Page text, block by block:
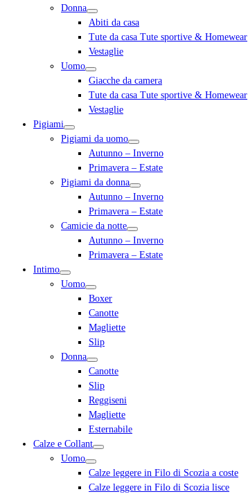
Donna
Abiti da casa
Tute da casa Tute sportive & Homewear
Vestaglie
Uomo
Giacche da camera
Tute da casa Tute sportive & Homewear
Vestaglie
Pigiami
Pigiami da uomo
Autunno – Inverno
Primavera – Estate
Pigiami da donna
Autunno – Inverno
Primavera – Estate
Camicie da notte
Autunno – Inverno
Primavera – Estate
Intimo
Uomo
Boxer
Canotte
Magliette
Slip
Donna
Canotte
Slip
Reggiseni
Magliette
Esternabile
Calze e Collant
Uomo
Calze leggere in Filo di Scozia a coste
Calze leggere in Filo di Scozia lisce